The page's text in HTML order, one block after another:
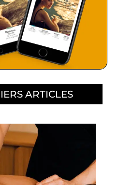
ARTICLES